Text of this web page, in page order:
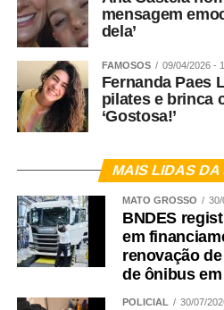
mensagem
dela’
FAMOSOS 09/04/2026 -
Fernanda Paes
pilates e brinca
‘Gostosa!’
MAIS LIDAS DA
MATO GROSSO 30/
BNDES
em
renovação
de ônibus
POLICIAL 30/07/